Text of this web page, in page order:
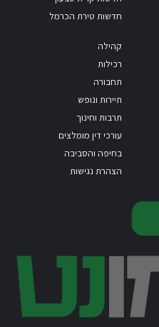
חדשות טירת הכרמל
קהילה
רכילות
תחבורה
תיירות ונופש
תרבות וחינוך
עורכי דין מומלצים
בחיפה והסביבה
הצהרת נגישות